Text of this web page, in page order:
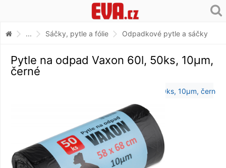
... Sáčky, pytle a fólie Odpadkové pytle a sáčky
Pytle na odpad Vaxon 60l, 50ks, 10µm,
černé